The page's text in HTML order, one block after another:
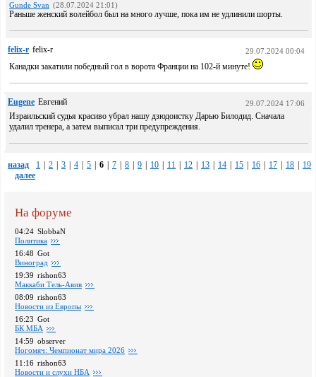
Gunde Svan (28.07.2024 21:01)
Раньше женский волейбол был на много лучше, пока им не удлинили шорты.
felix-r felix-r 29.07.2024 00:04
Канадки закатили победный гол в ворота Франции на 102-й минуте!
Eugene Евгений 29.07.2024 17:06
Израильский судья красиво убрал нашу дзюдоистку Дарью Билодид. Сначала
удалил тренера, а затем выписал три предупреждения.
назад 1 2 3 4 5 6 7 8 9 10 11 12 13 14 15 16 17 18
19
далее
На форуме
04:24 SlobbaN
Политика
16:48 Got
Виноград
19:39 rishon63
Маккаби Тель-Авив
08:09 rishon63
Новости из Европы
16:23 Got
БК МБА
14:59 observer
Ногомяч: Чемпионат мира 2026
11:16 rishon63
Новости и слухи НБА